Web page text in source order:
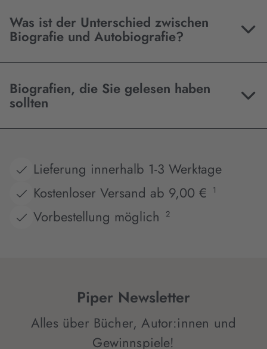
Was ist der Unterschied zwischen
Biografie und Autobiografie?
Biografien, die Sie gelesen haben
sollten
Lieferung innerhalb 1-3 Werktage
Kostenloser Versand ab 9,00 €
1
Vorbestellung möglich 2
Piper Newsletter
Alles über Bücher, Autor:innen und
Gewinnspiele!